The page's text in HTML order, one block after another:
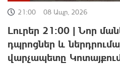
21:00 08 Ապր, 2026
Լուրեր 21:00 | Նոր
դպրոցներ և
վարչապետը